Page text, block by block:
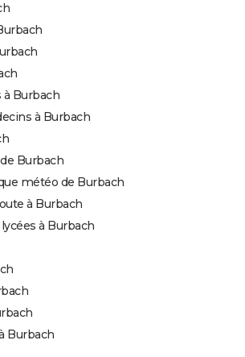
à Burbach
à Burbach
Burbach
météo de Burbach
à Burbach
à Burbach
Burbach